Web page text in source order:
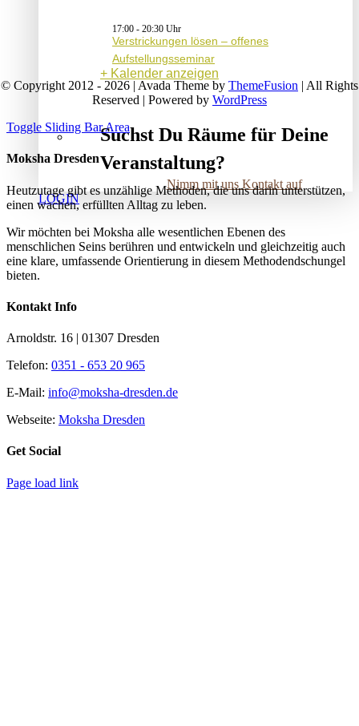
17:00 - 20:30
Verstrickungen lösen – offenes
Aufstellungsseminar
Kalender anzeigen
Suchst Du Räume für Deine
Veranstaltung?
Nimm mit uns Kontakt auf
LOGIN
© Copyright 2012 - 2026 | Avada Theme by ThemeFusion | All Rights
Reserved | Powered by WordPress
Toggle Sliding Bar Area
Moksha Dresden
Heutzutage gibt es unzählige Methoden, die uns darin unterstützen,
einen wachen, erfüllten Alltag zu leben.
Wir möchten bei Moksha alle wesent­lichen Ebenen des
menschlichen Seins berühren und entwickeln und gleichzeitig auch
eine klare, umfassende Orientierung in diesem Methodendschungel
bieten.
Kontakt Info
Arnoldstr. 16 | 01307 Dresden
Telefon: 0351 - 653 20 965
E-Mail: info@moksha-dresden.de
Webseite: Moksha Dresden
Get Social
Page load link